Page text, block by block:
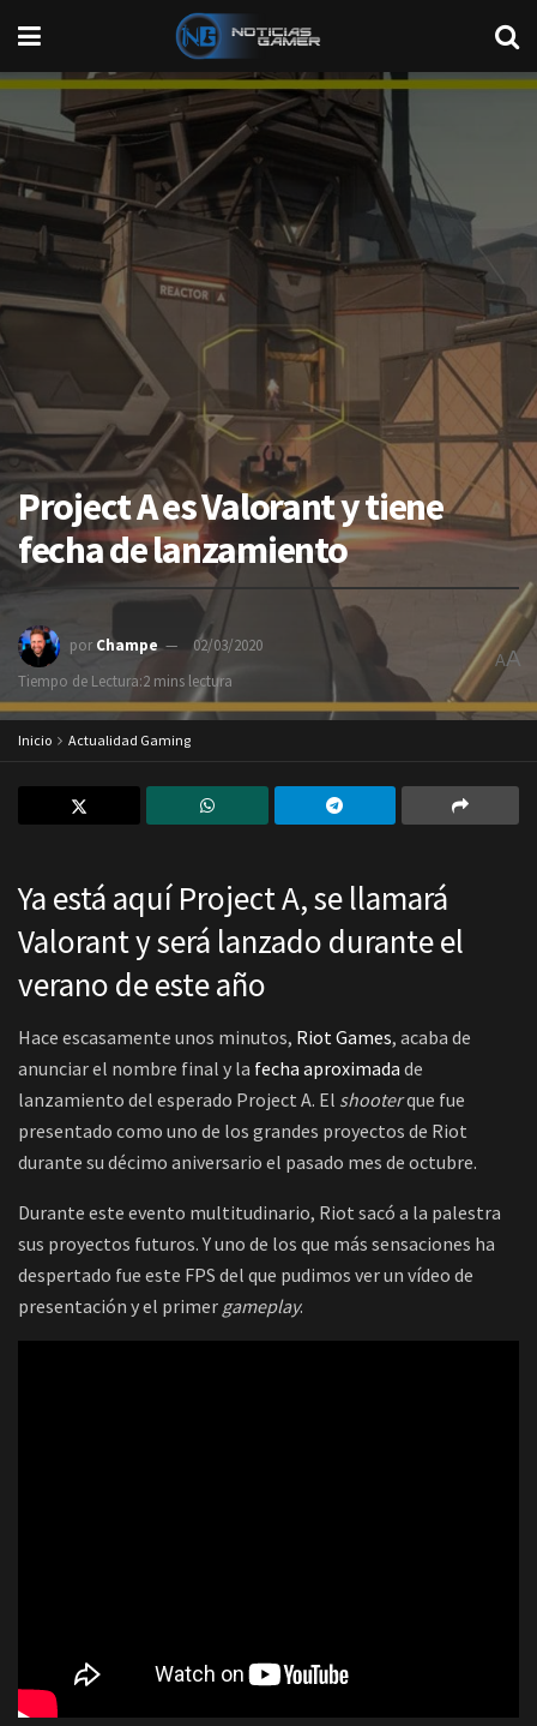
Project A es Valorant y tiene
fecha de lanzamiento
por Champe
02/03/2020
Tiempo de Lectura:2 mins lectura
AA
Inicio Actualidad Gaming
Ya está aquí Project A, se llamará
Valorant y será lanzado durante el
verano de este año
Hace escasamente unos minutos, Riot Games, acaba de
anunciar el nombre final y la fecha aproximada de
lanzamiento del esperado Project A. El shooterque fue
presentado como uno de los grandes proyectos de Riot
durante su décimo aniversario el pasado mes de octubre.
Durante este evento multitudinario, Riot sacó a la palestra
sus proyectos futuros. Y uno de los que más sensaciones ha
despertado fue este FPS del que pudimos ver un vídeo de
presentación y el primer gameplay.